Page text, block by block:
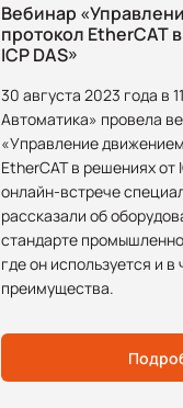
Вебинар
протокол EtherCAT
ICP DAS»
30 августа 2023 года в
Автоматика» провела
«Управление
EtherCAT в решениях от
онлайн-встрече
рассказали об
стандарте
где он используется и в
преимущества.